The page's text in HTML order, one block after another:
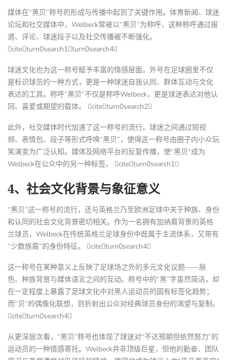
媒体在“黑贝”称号的形成与传播中起到了关键作用。体育新闻、球迷
论坛和社交媒体中，Welbeck常被以“黑贝”为称呼，这种称呼通过报
道、评论、球迷段子以及社交传播被不断强化。
citeturn0search1turn0search4
球迷文化也为这一称号赋予丰富的情感层面。外号在足球圈里不仅
是标识球员的一种方式，更是一种球迷自我认同、群体互动与文化
表达的工具。称呼“黑贝”不仅是称呼Welbeck，更是球迷表达对他认
同、喜爱或期望的载体。 citeturn0search2
此外，社交媒体时代加速了这一称号的流行。球迷之间通过短视
频、表情包、段子等形式呼唤“黑贝”，使得这一称号由圈子内小众玩
笑演变为广泛认知。媒体及网络平台的反复传播，使“黑贝”成为
Welbeck在公众中的另一种标签。 citeturn0search1
4、社会文化背景与象征意义
“黑贝”这一称号的流行，还与英格兰乃至欧洲足球中关于种族、身份
和认同的社会文化背景密切相关。作为一名拥有加纳裔背景的英格
兰球员，Welbeck在传统英格兰足球身份中既属于主流体系，又带有
“少数族裔”的身份特征。 citeturn0search4
这一称号在某种意义上反映了足球场之外的多元文化议题——肤
色、种族背景与媒体语言之间的互动。称号中的“黑”字虽然简洁，却
在一定程度上暴露了足球文化中对黑人运动员的固有标签化趋势；
而“贝”的偶像化联想，则折射出公众对经典球员身份的渴望与复制。
citeturn0search4
从更深层次看，“黑贝”称号也体现了球迷对“不达预期但依然努力”的
运动员的一种情感寄托。Welbeck并非顶级巨星，但他的勤奋、团队